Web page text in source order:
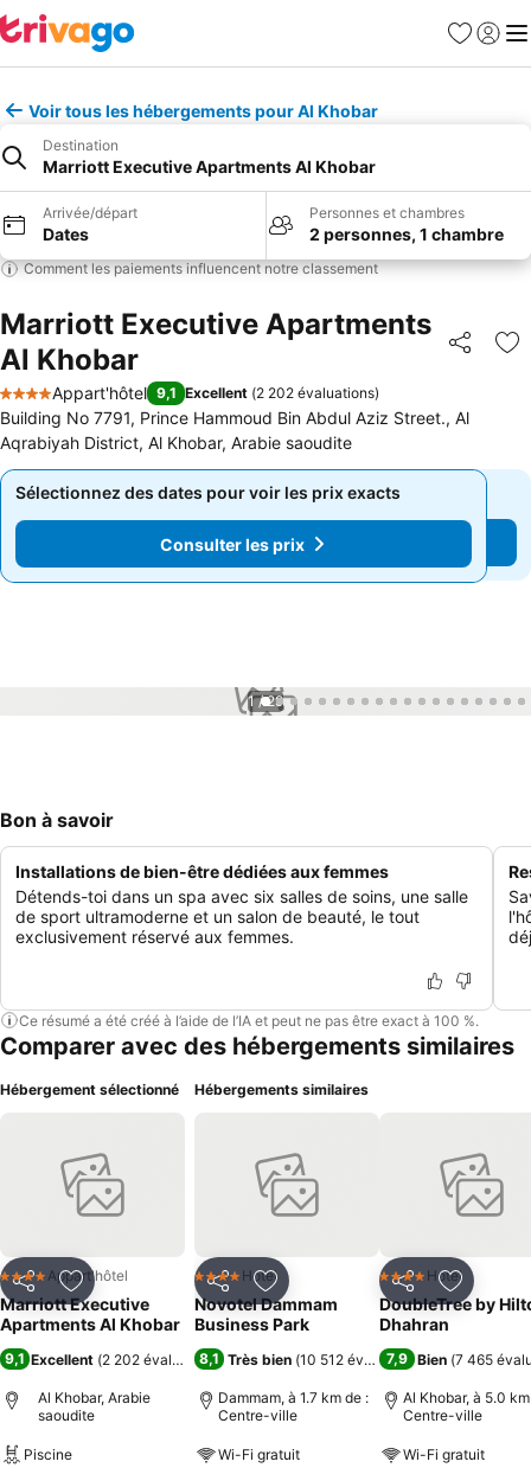
Favoris
Se
Voir tous les hébergements pour Al Khobar
Destination
Marriott Executive Apartments Al Khobar
Arrivée/départ
Dates
Personnes et chambres
2 personnes, 1 chambre
Comment les paiements influencent notre classement
Marriott Executive Apartments
Al Khobar
Partager
4 Étoiles
Appart'hôtel 9,1 Excellent (2 202 évaluations)
Building No 7791, Prince Hammoud Bin Abdul Aziz Street., Al
Aqrabiyah District, Al Khobar, Arabie saoudite
Sélectionnez des dates pour voir les prix exacts
Consulter les prix
Sélectionnez des dates pour voir les prix exacts
Consulter les prix
1 / 29
Bon à savoir
Installations de bien-être dédiées aux femmes
Détends-toi dans un spa avec six salles de soins, une salle
de sport ultramoderne et un salon de beauté, le tout
exclusivement réservé aux femmes.
Ce résumé a été créé à l’aide de l’IA et peut ne pas être exact à 100 %.
Comparer avec des hébergements similaires
Hébergement sélectionné
PartagerAjouter à mes favoris
4 ÉtoilesAppart'hôtel
Marriott Executive
Apartments Al Khobar
9,1 Excellent (2 202 évaluations )
Al Khobar, Arabie
saoudite
Piscine
Hébergements similaires
PartagerAjouter à mes favoris
4 ÉtoilesHotel
Novotel Dammam
Business Park
8,1 Très bien (10 512 évaluations)
Dammam, à 1.7 km de :
Centre-ville
Wi-Fi gratuit
PartagerAjouter
4 ÉtoilesHotel
DoubleTree by
Dhahran
7,9 Bien (7 465
Al Khobar, à 5.0
Centre-ville
Wi-Fi gratuit